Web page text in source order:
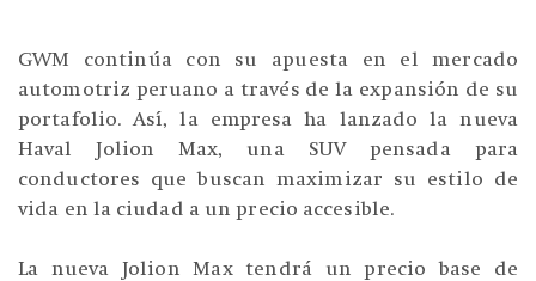
GWM continúa con su apuesta en el mercado
automotriz peruano a través de la expansión de su
portafolio. Así, la empresa ha lanzado la nueva
Haval Jolion Max, una SUV pensada para
conductores que buscan maximizar su estilo de
vida en la ciudad a un precio accesible.
La nueva Jolion Max tendrá un precio base de